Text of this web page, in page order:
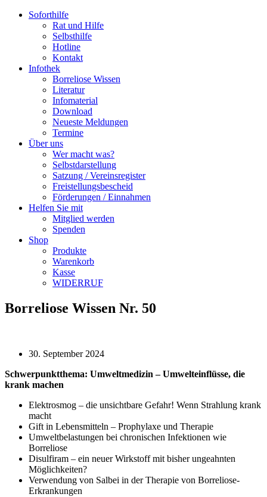
Soforthilfe
Rat und Hilfe
Selbsthilfe
Hotline
Kontakt
Infothek
Borreliose Wissen
Literatur
Infomaterial
Download
Neueste Meldungen
Termine
Über uns
Wer macht was?
Selbstdarstellung
Satzung / Vereinsregister
Freistellungsbescheid
Förderungen / Einnahmen
Helfen Sie mit
Mitglied werden
Spenden
Shop
Produkte
Warenkorb
Kasse
WIDERRUF
Borreliose Wissen Nr. 50
30. September 2024
Schwerpunktthema: Umweltmedizin – Umwelteinflüsse, die
krank machen
Elektrosmog – die unsichtbare Gefahr! Wenn Strahlung krank
macht
Gift in Lebensmitteln – Prophylaxe und Therapie
Umweltbelastungen bei chronischen Infektionen wie
Borreliose
Disulfiram – ein neuer Wirkstoff mit bisher ungeahnten
Möglichkeiten?
Verwendung von Salbei in der Therapie von Borreliose-
Erkrankungen